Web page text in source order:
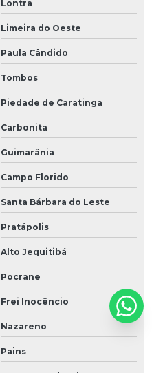
Lontra
Limeira do Oeste
Paula Cândido
Tombos
Piedade de Caratinga
Carbonita
Guimarânia
Campo Florido
Santa Bárbara do Leste
Pratápolis
Alto Jequitibá
Pocrane
Frei Inocêncio
Nazareno
Pains